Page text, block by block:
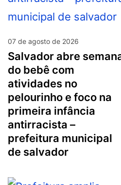
07 de agosto de 2026
salvador abre semana
do bebê com
atividades no
pelourinho e foco na
primeira infância
antirracista –
prefeitura municipal
de salvador